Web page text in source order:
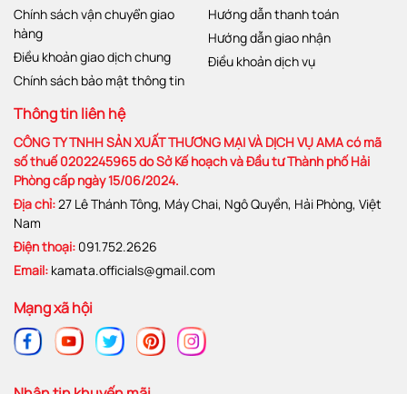
Chính sách vận chuyển giao
hàng
Điều khoản giao dịch chung
Chính sách bảo mật thông tin
Hướng dẫn thanh toán
Hướng dẫn giao nhận
Điều khoản dịch vụ
Thông tin liên hệ
CÔNG TY TNHH SẢN XUẤT THƯƠNG MẠI VÀ DỊCH VỤ AMA có mã
số thuế 0202245965 do Sở Kế hoạch và Đầu tư Thành phố Hải
Phòng cấp ngày 15/06/2024.
Địa chỉ:27 Lê Thánh Tông, Máy Chai, Ngô Quyền, Hải Phòng, Việt
Nam
Điện thoại: 091.752.2626
Email: kamata.officials@gmail.com
Mạng xã hội